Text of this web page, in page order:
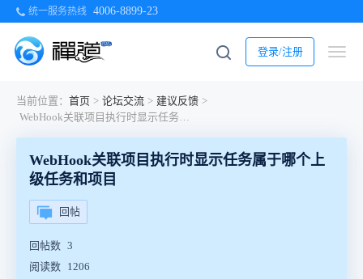
统一服务热线 4006-8899-23
登录/注册
当前位置： 首页 > 论坛交流 > 建议反馈 >
WebHook关联项目执行时显示任务属于哪个上级任务和项目
WebHook关联项目执行时显示任务属于哪个上
级任务和项目
回帖
回帖数 3
阅读数 1206